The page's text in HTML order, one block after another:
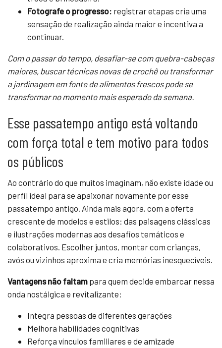
Fotografe o progresso: registrar etapas cria uma
sensação de realização ainda maior e incentiva a
continuar.
Com o passar do tempo, desafiar-se com quebra-cabeças
maiores, buscar técnicas novas de crochê ou transformar
a jardinagem em fonte de alimentos frescos pode se
transformar no momento mais esperado da semana.
Esse passatempo antigo está voltando
com força total e tem motivo para todos
os públicos
Ao contrário do que muitos imaginam, não existe idade ou
perfil ideal para se apaixonar novamente por esse
passatempo antigo. Ainda mais agora, com a oferta
crescente de modelos e estilos: das paisagens clássicas
e ilustrações modernas aos desafios temáticos e
colaborativos. Escolher juntos, montar com crianças,
avós ou vizinhos aproxima e cria memórias inesquecíveis.
Vantagens não faltam para quem decide embarcar nessa
onda nostálgica e revitalizante:
Integra pessoas de diferentes gerações
Melhora habilidades cognitivas
Reforça vínculos familiares e de amizade